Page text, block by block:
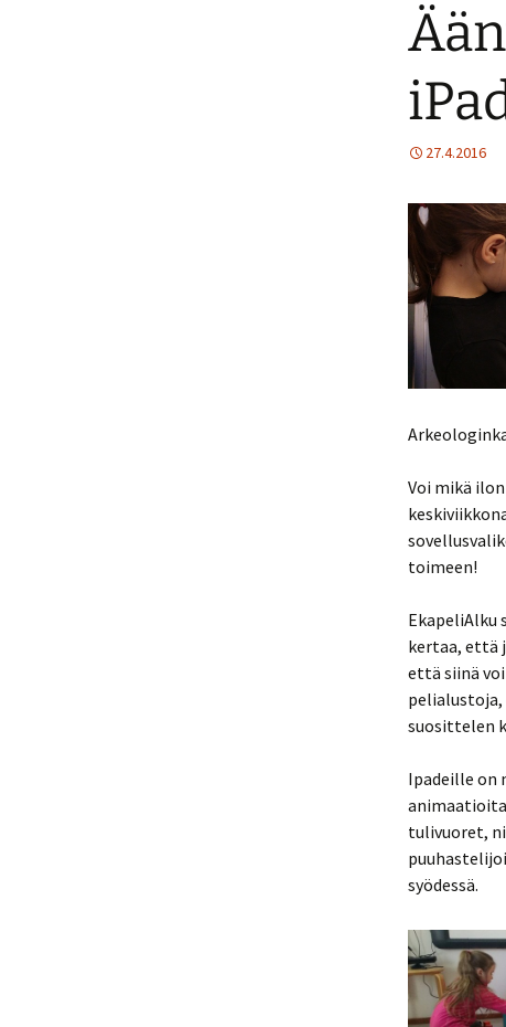
27.4.2016
Voi mikä
toimeen!
EkapeliAlku
kertaa, että
että siinä
pelialustoja,
suosittelen
Ipadeille on
tulivuoret,
syödessä.